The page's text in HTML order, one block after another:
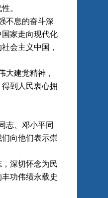
。
不息的奋斗深
家走向现代化
会主义中国，
建党精神，
到人民衷心拥
志、邓小平同
向他们表示崇
深切怀念为民
功伟绩永载史